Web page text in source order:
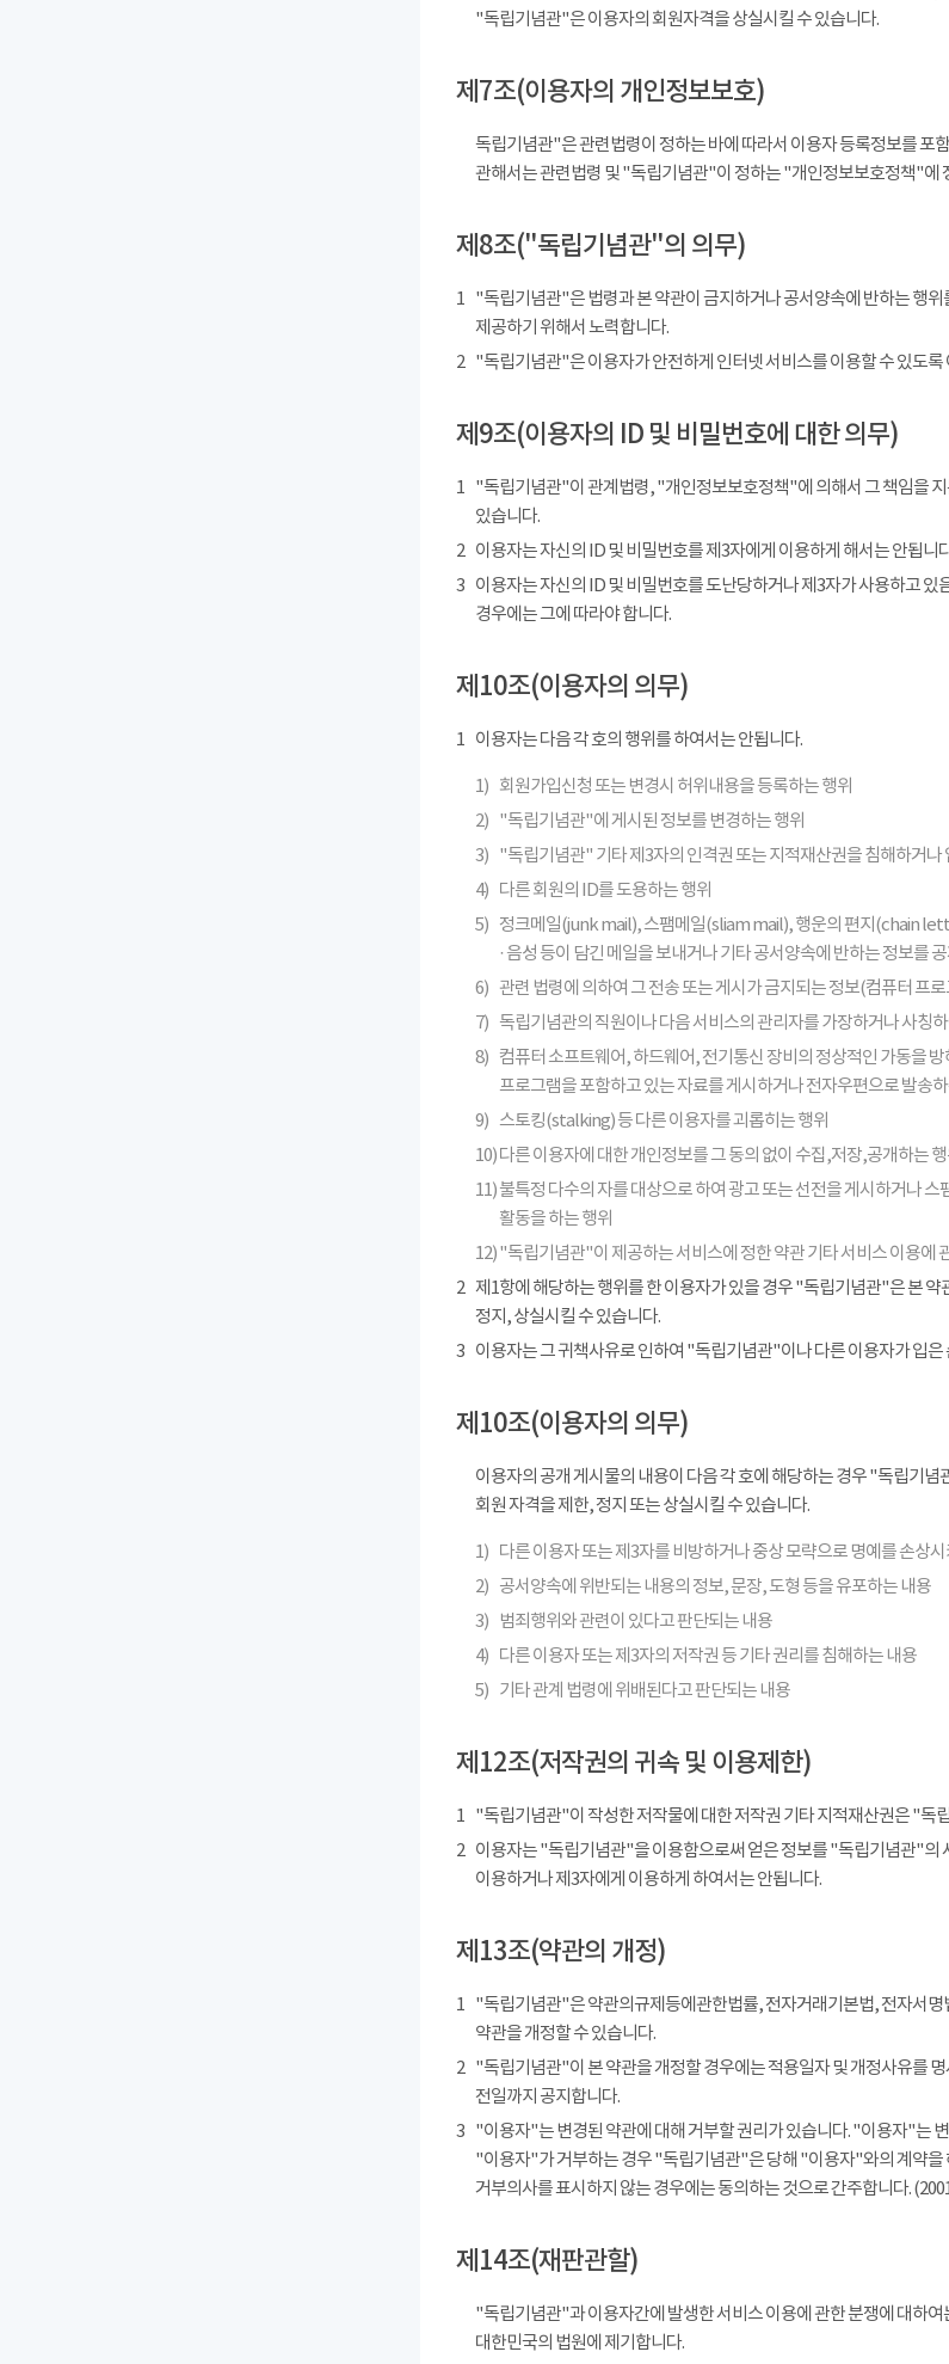
"독립기념관"은 이용자의 회원자격을 상실시킬 수 있습니다.
제7조(이용자의 개인정보보호)
독립기념관"은 관련법령이 정하는 바에 따라서 이용자 등록정보를 포
관해서는 관련법령 및 "독립기념관"이 정하는 "개인정보보호정책"에
제8조("독립기념관"의 의무)
1 "독립기념관"은 법령과 본 약관이 금지하거나 공서양속에 반하는 행
제공하기 위해서 노력합니다.
2 "독립기념관"은 이용자가 안전하게 인터넷 서비스를 이용할 수 있도
제9조(이용자의 ID 및 비밀번호에 대한 의무)
1 "독립기념관"이 관계법령, "개인정보보호정책"에 의해서 그 책임을
있습니다.
2 이용자는 자신의 ID 및 비밀번호를 제3자에게 이용하게 해서는 안됩니
3 이용자는 자신의 ID 및 비밀번호를 도난당하거나 제3자가 사용하고
경우에는 그에 따라야 합니다.
제10조(이용자의 의무)
1 이용자는 다음 각 호의 행위를 하여서는 안됩니다.
1) 회원가입신청 또는 변경시 허위내용을 등록하는 행위
2) "독립기념관"에 게시된 정보를 변경하는 행위
3) "독립기념관" 기타 제3자의 인격권 또는 지적재산권을 침해하거나
4) 다른 회원의 ID를 도용하는 행위
5) 정크메일(junk mail), 스팸메일(sliam mail), 행운의 편지(chain
· 음성 등이 담긴 메일을 보내거나 기타 공서양속에 반하는 정보를
6) 관련 법령에 의하여 그 전송 또는 게시가 금지되는 정보(컴퓨터 프
7) 독립기념관의 직원이나 다음 서비스의 관리자를 가장하거나 사칭
8) 컴퓨터 소프트웨어, 하드웨어, 전기통신 장비의 정상적인 가동을
프로그램을 포함하고 있는 자료를 게시하거나 전자우편으로 발송하
9) 스토킹(stalking) 등 다른 이용자를 괴롭히는 행위
10)다른 이용자에 대한 개인정보를 그 동의 없이 수집,저장,공개하는 행
11)불특정 다수의 자를 대상으로 하여 광고 또는 선전을 게시하거나
활동을 하는 행위
12)"독립기념관"이 제공하는 서비스에 정한 약관 기타 서비스 이용에
2 제1항에 해당하는 행위를 한 이용자가 있을 경우 "독립기념관"은 본
정지, 상실시킬 수 있습니다.
3 이용자는 그 귀책사유로 인하여 "독립기념관"이나 다른 이용자가 입은
제10조(이용자의 의무)
이용자의 공개 게시물의 내용이 다음 각 호에 해당하는 경우 "독립기
회원 자격을 제한, 정지 또는 상실시킬 수 있습니다.
1) 다른 이용자 또는 제3자를 비방하거나 중상 모략으로 명예를 손상
2) 공서양속에 위반되는 내용의 정보, 문장, 도형 등을 유포하는 내용
3)
범죄행위와 관련이 있다고 판단되는 내용
4) 다른 이용자 또는 제3자의 저작권 등 기타 권리를 침해하는 내용
5) 기타 관계 법령에 위배된다고 판단되는 내용
제12조(저작권의 귀속 및 이용제한)
1 "독립기념관"이 작성한 저작물에 대한 저작권 기타 지적재산권은 "독
2 이용자는 "독립기념관"을 이용함으로써 얻은 정보를 "독립기념관"의
이용하거나 제3자에게 이용하게 하여서는 안됩니다.
제13조(약관의 개정)
1 "독립기념관"은 약관의규제등에관한법률, 전자거래기본법, 전자서
약관을 개정할 수 있습니다.
2 "독립기념관"이 본 약관을 개정할 경우에는 적용일자 및 개정사유를
전일까지 공지합니다.
3 "이용자"는 변경된 약관에 대해 거부할 권리가 있습니다. "이용자"는
"이용자"가 거부하는 경우 "독립기념관"은 당해 "이용자"와의 계약을
거부의사를 표시하지 않는 경우에는 동의하는 것으로 간주합니다.
제14조(재판관할)
"독립기념관"과 이용자간에 발생한 서비스 이용에 관한 분쟁에 대하
대한민국의 법원에 제기합니다.